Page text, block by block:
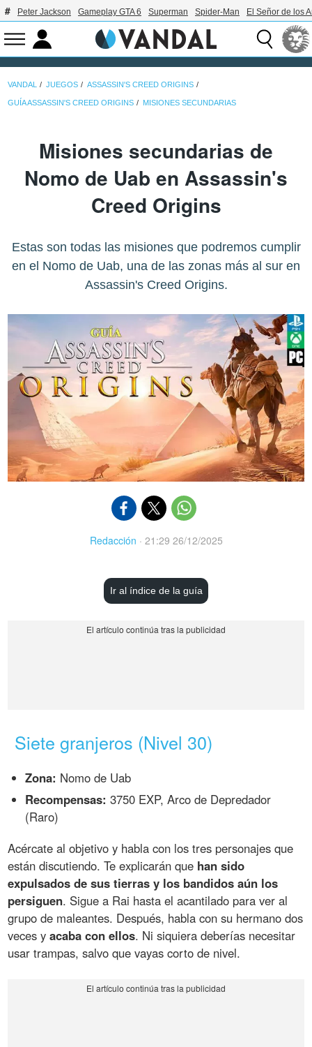
Peter Jackson Gameplay GTA 6 Superman Spider-Man El Señor de los
VANDAL JUEGOS ASSASSIN'S CREED ORIGINS
GUÍA ASSASSIN'S CREED ORIGINS MISIONES SECUNDARIAS
Misiones secundarias de
Nomo de Uab en Assassin's
Creed Origins
Estas son todas las misiones que podremos cumplir
en el Nomo de Uab, una de las zonas más al sur en
Assassin's Creed Origins.
Redacción · 21:29 26/12/2025
Ir al índice de la guía
Siete granjeros (Nivel 30)
Zona: Nomo de Uab
Recompensas: 3750 EXP, Arco de Depredador
(Raro)
Acércate al objetivo y habla con los tres personajes que
están discutiendo. Te explicarán que han sido
expulsados de sus tierras y los bandidos aún los
persiguen. Sigue a Rai hasta el acantilado para ver al
grupo de maleantes. Después, habla con su hermano dos
veces yacaba con ellos. Ni siquiera deberías necesitar
usar trampas, salvo que vayas corto de nivel.